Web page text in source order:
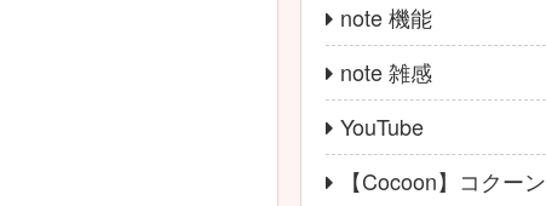
note 機能
note 雑感
YouTube
【Cocoon】コクーン